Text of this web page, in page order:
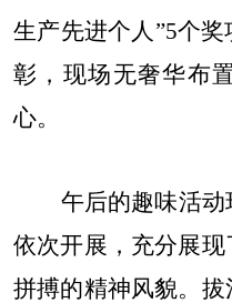
生产先进个人”5个
彰，现场无奢华布
心。
午后的趣味活
依次开展，充分展
拼搏的精神风貌。